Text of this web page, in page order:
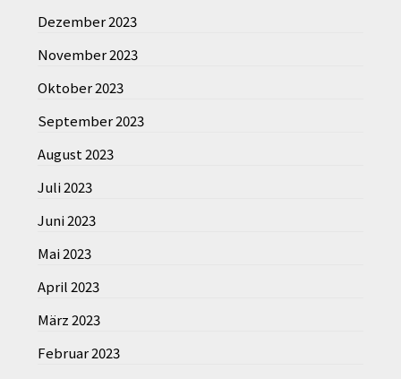
Dezember 2023
November 2023
Oktober 2023
September 2023
August 2023
Juli 2023
Juni 2023
Mai 2023
April 2023
März 2023
Februar 2023